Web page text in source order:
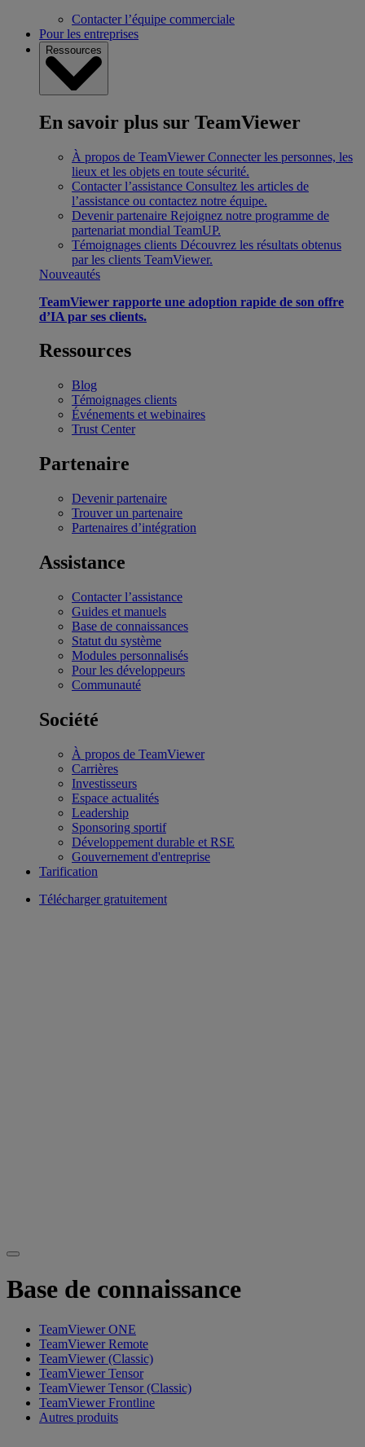
Contacter l’équipe commerciale
Pour les entreprises
Ressources
En savoir plus sur TeamViewer
À propos de TeamViewer Connecter les personnes, les
lieux et les objets en toute sécurité.
Contacter l’assistance Consultez les articles de
l’assistance ou contactez notre équipe.
Devenir partenaire Rejoignez notre programme de
partenariat mondial TeamUP.
Témoignages clients Découvrez les résultats obtenus
par les clients TeamViewer.
Nouveautés
TeamViewer rapporte une adoption rapide de son offre
d’IA par ses clients.
Ressources
Blog
Témoignages clients
Événements et webinaires
Trust Center
Partenaire
Devenir partenaire
Trouver un partenaire
Partenaires d’intégration
Assistance
Contacter l’assistance
Guides et manuels
Base de connaissances
Statut du système
Modules personnalisés
Pour les développeurs
Communauté
Société
À propos de TeamViewer
Carrières
Investisseurs
Espace actualités
Leadership
Sponsoring sportif
Développement durable et RSE
Gouvernement d'entreprise
Tarification
Télécharger gratuitement
Base de connaissance
TeamViewer ONE
TeamViewer Remote
TeamViewer (Classic)
TeamViewer Tensor
TeamViewer Tensor (Classic)
TeamViewer Frontline
Autres produits